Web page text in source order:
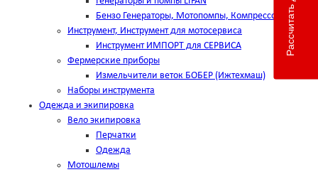
Бензо Генераторы, Мотопомпы, Компрессоры
Инструмент, Инструмент для мотосервиса
Инструмент ИМПОРТ для СЕРВИСА
Фермерские приборы
Измельчители веток БОБЕР (Ижтехмаш)
Наборы инструмента
Одежда и экипировка
Вело экипировка
Перчатки
Одежда
Мотошлемы